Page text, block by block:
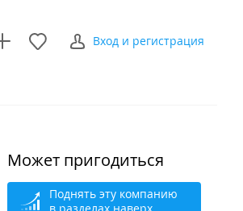
Вход и регистрация
Может пригодиться
Поднять эту компанию